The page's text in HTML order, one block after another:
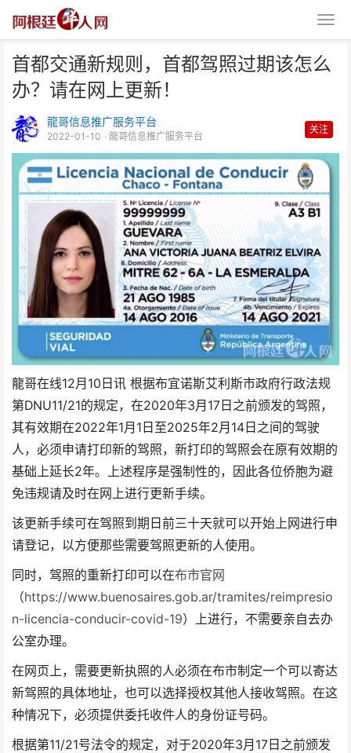
首都交通新规则，首都驾照过期该怎么
办？请在网上更新！
龍哥信息推广服务平台
2022-01-10 · 龍哥信息推广服务平台
关注
龍哥在线12月10日讯 根据布宜诺斯艾利斯市政府行政法规
第DNU11/21的规定，在2020年3月17日之前颁发的驾照，
其有效期在2022年1月1日至2025年2月14日之间的驾驶
人，必须申请打印新的驾照，新打印的驾照会在原有效期的
基础上延长2年。上述程序是强制性的，因此各位侨胞为避
免违规请及时在网上进行更新手续。
该更新手续可在驾照到期日前三十天就可以开始上网进行申
请登记，以方便那些需要驾照更新的人使用。
同时，驾照的重新打印可以在布市官网
（https://www.buenosaires.gob.ar/tramites/reimpresio
n-licencia-conducir-covid-19）上进行，不需要亲自去办
公室办理。
在网页上，需要更新执照的人必须在布市制定一个可以寄达
新驾照的具体地址，也可以选择授权其他人接收驾照。在这
种情况下，必须提供委托收件人的身份证号码。
根据第11/21号法令的规定，对于2020年3月17日之前颁发
首都交通新规则，首都驾照过期该
怎么办？请在网上更新！